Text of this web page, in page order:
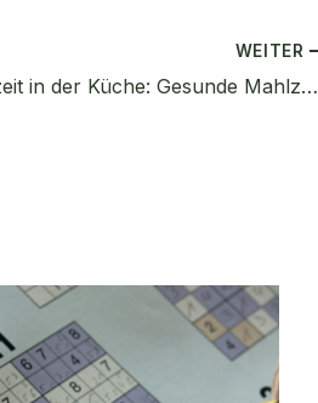
WEITER
Erntezeit in der Küche: Gesunde Mahlzeiten aus dem eigenen Garten